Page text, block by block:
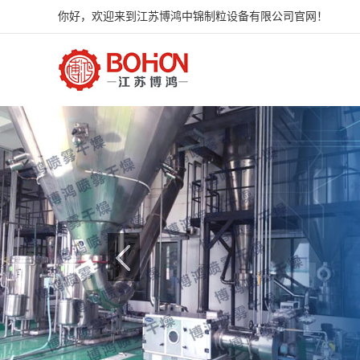
你好，欢迎来到江苏博鸿中锦制粒设备有限公司官网！